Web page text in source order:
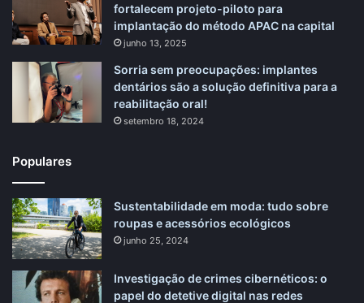
fortalecem projeto-piloto para
implantação do método APAC na capital
junho 13, 2025
Sorria sem preocupações: implantes
dentários são a solução definitiva para a
reabilitação oral!
setembro 18, 2024
Populares
Sustentabilidade em moda: tudo sobre
roupas e acessórios ecológicos
junho 25, 2024
Investigação de crimes cibernéticos: o
papel do detetive digital nas redes